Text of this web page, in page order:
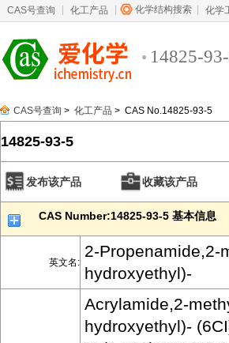
CAS号查询 化工产品 化学结构搜索 化学
14825-
CAS号查询 > 化工产品 > CAS No.14825-93-5
14825-93-5
发布该产品 收藏该产品
CAS Number:14825-93-5 基本信息
英文名:
2-Propenamide,2-
hydroxyethyl)-
Acrylamide,2-
hydroxyethyl)-